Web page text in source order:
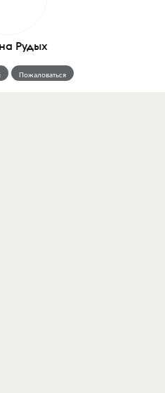
Рудых
Пожаловаться